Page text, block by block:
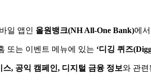
일 앱인 올원뱅크(NH All-One Bank)에
또는 이벤트 메뉴에 있는 ‘디깅 퀴즈
, 공익 캠페인, 디지털 금융 정보와 관련